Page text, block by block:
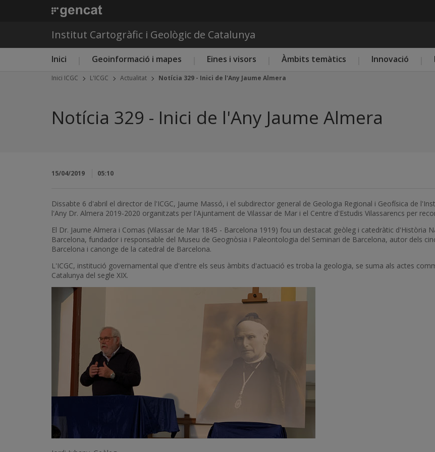
Institut Cartogràfic i Geològic de Catalunya
Menú principal ICGC
Inici Geoinformació i mapes Eines i visors Àmbits temàtics Innovació
Inici ICGC L'ICGC Actualitat Notícia 329 - Inici de l'Any Jaume Almera
Notícia 329 - Inici de l'Any Jaume Almera
15/04/2019 05:10
Dissabte 6 d'abril el director de l'ICGC, Jaume Massó, i el subdirector general de Geologia Regional i Geofísica de
l'Any Dr. Almera 2019-2020 organitzats per l'Ajuntament de Vilassar de Mar i el Centre d'Estudis Vilassarencs per
El Dr. Jaume Almera i Comas (Vilassar de Mar 1845 - Barcelona 1919) fou un destacat geòleg i catedràtic d'Història
Barcelona, fundador i responsable del Museu de Geognòsia i Paleontologia del Seminari de Barcelona, autor dels
Barcelona i canonge de la catedral de Barcelona.
L'ICGC, institució governamental que d'entre els seus àmbits d'actuació es troba la geologia, se suma als actes
Catalunya del segle XIX.